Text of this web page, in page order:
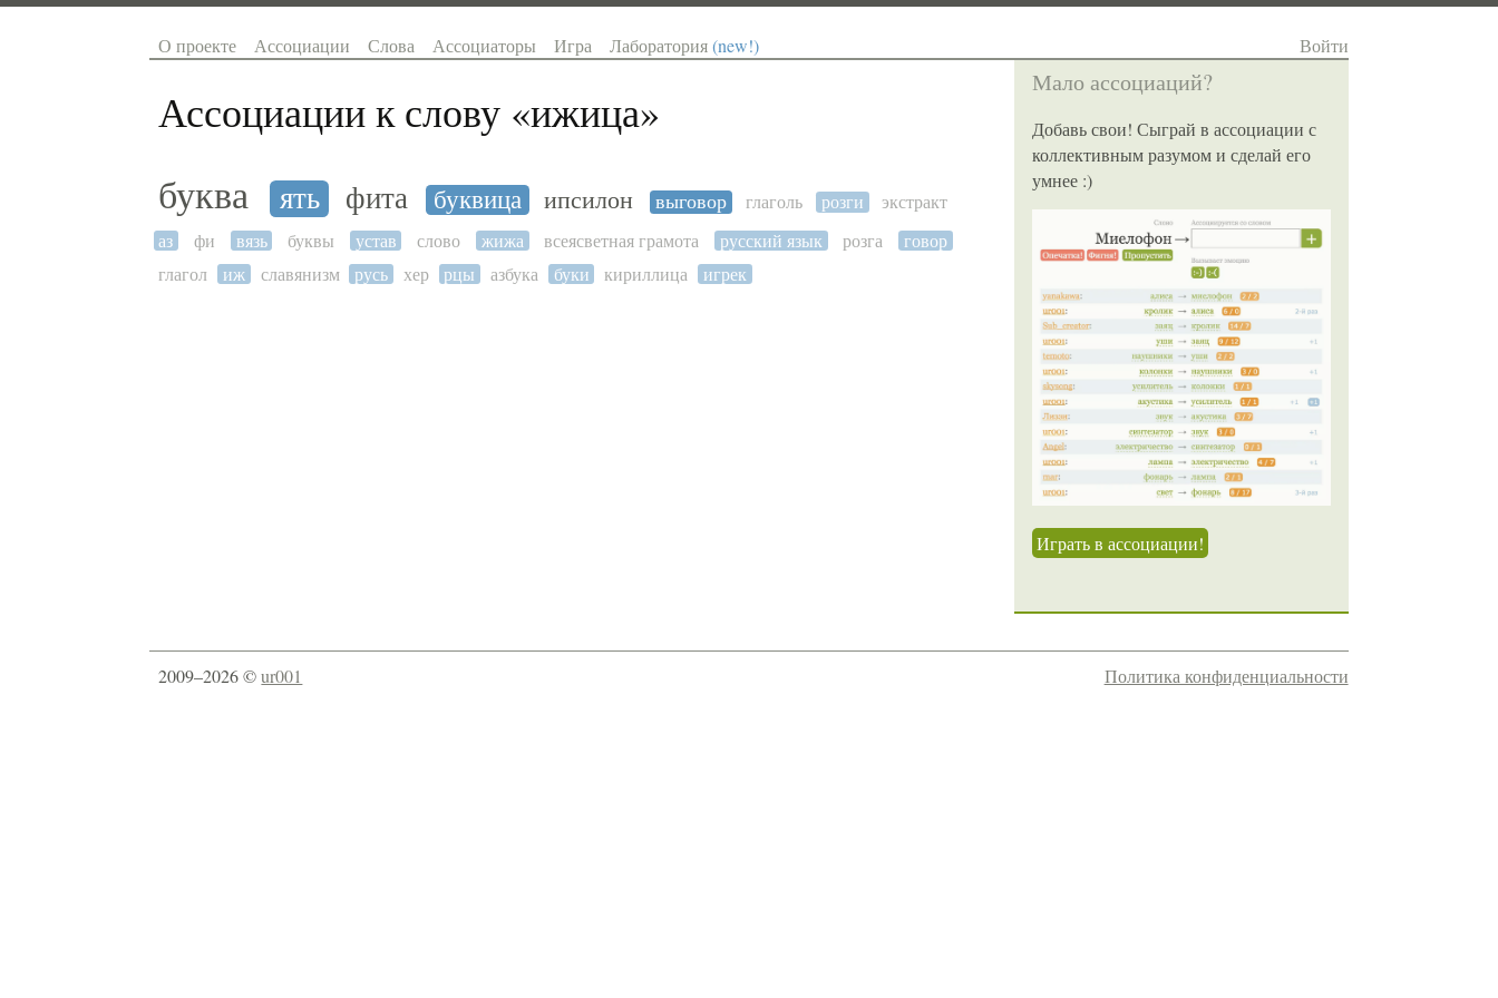
О проекте Ассоциации Слова Ассоциаторы Игра Лаборатория(new!) Войти
Ассоциации к слову «ижица»
буква ять фита буквица ипсилон выговор глаголь розги
экстракт
аз
фи вязь буквы устав слово жижа всеясветная грамота русский язык розга
говор
глагол
иж славянизм русь хер рцы азбука буки кириллица игрек
Мало ассоциаций?
Добавь свои! Сыграй в ассоциации с
коллективным разумом и сделай его
умнее :)
Играть в ассоциации!
2009–2026 ©ur001 Политика конфиденциальности